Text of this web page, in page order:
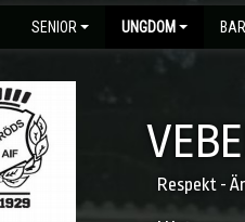
SENIOR UNGDOM
Respekt -